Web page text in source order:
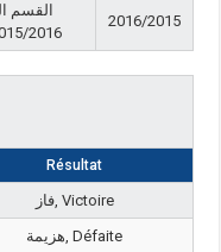
القسم
2015/2016
2016/2015
Résultat
فاز, Victoire
هزيمة, Défaite